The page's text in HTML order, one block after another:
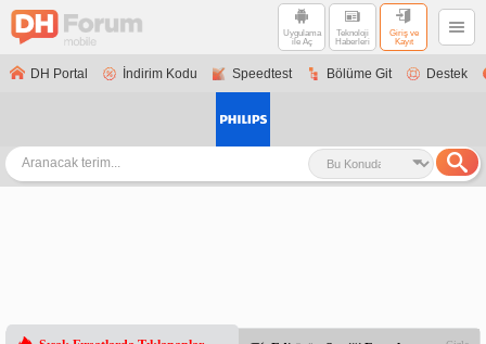
Uygulama
ile Aç
Teknoloji
Haberleri
Giriş ve
Kayıt
DH Portal İndirim Kodu Speedtest Bölüme Git Destek